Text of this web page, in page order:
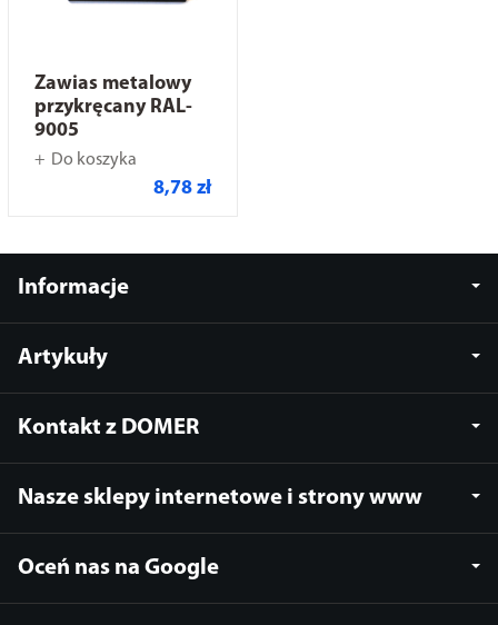
Zawias metalowy
przykręcany RAL-
9005
Do koszyka
8,78 zł
Informacje
Artykuły
Kontakt z DOMER
Nasze sklepy internetowe i strony www
Oceń nas na Google